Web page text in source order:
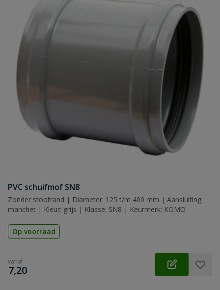
PVC schuifmof SN8
Zonder stootrand | Diameter: 125 t/m 400 mm | Aansluiting:
manchet | Kleur: grijs | Klasse: SN8 | Keurmerk: KOMO
Op voorraad
vanaf
€
7,20